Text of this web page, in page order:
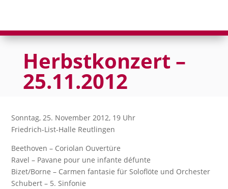
Herbstkonzert –
25.11.2012
Sonntag, 25. November 2012, 19 Uhr
Friedrich-List-Halle Reutlingen
Beethoven – Coriolan Ouvertüre
Ravel – Pavane pour une infante défunte
Bizet/Borne – Carmen fantasie für Soloflöte und Orchester
Schubert – 5. Sinfonie